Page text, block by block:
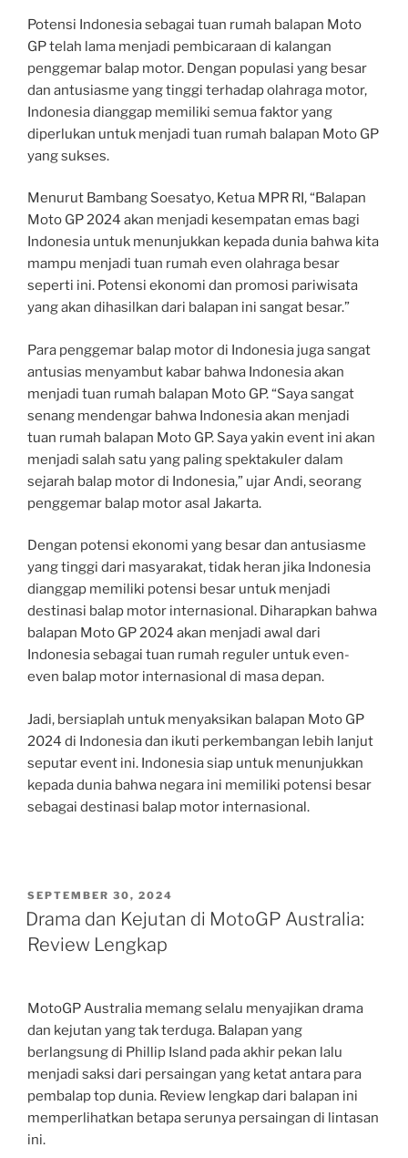
Potensi Indonesia sebagai tuan rumah balapan Moto
GP telah lama menjadi pembicaraan di kalangan
penggemar balap motor. Dengan populasi yang besar
dan antusiasme yang tinggi terhadap olahraga motor,
Indonesia dianggap memiliki semua faktor yang
diperlukan untuk menjadi tuan rumah balapan Moto GP
yang sukses.
Menurut Bambang Soesatyo, Ketua MPR RI, “Balapan
Moto GP 2024 akan menjadi kesempatan emas bagi
Indonesia untuk menunjukkan kepada dunia bahwa kita
mampu menjadi tuan rumah even olahraga besar
seperti ini. Potensi ekonomi dan promosi pariwisata
yang akan dihasilkan dari balapan ini sangat besar.”
Para penggemar balap motor di Indonesia juga sangat
antusias menyambut kabar bahwa Indonesia akan
menjadi tuan rumah balapan Moto GP. “Saya sangat
senang mendengar bahwa Indonesia akan menjadi
tuan rumah balapan Moto GP. Saya yakin event ini akan
menjadi salah satu yang paling spektakuler dalam
sejarah balap motor di Indonesia,” ujar Andi, seorang
penggemar balap motor asal Jakarta.
Dengan potensi ekonomi yang besar dan antusiasme
yang tinggi dari masyarakat, tidak heran jika Indonesia
dianggap memiliki potensi besar untuk menjadi
destinasi balap motor internasional. Diharapkan bahwa
balapan Moto GP 2024 akan menjadi awal dari
Indonesia sebagai tuan rumah reguler untuk even-
even balap motor internasional di masa depan.
Jadi, bersiaplah untuk menyaksikan balapan Moto GP
2024 di Indonesia dan ikuti perkembangan lebih lanjut
seputar event ini. Indonesia siap untuk menunjukkan
kepada dunia bahwa negara ini memiliki potensi besar
sebagai destinasi balap motor internasional.
POSTED
ON
SEPTEMBER 30, 2024
Drama dan Kejutan di MotoGP Australia:
Review Lengkap
MotoGP Australia memang selalu menyajikan drama
dan kejutan yang tak terduga. Balapan yang
berlangsung di Phillip Island pada akhir pekan lalu
menjadi saksi dari persaingan yang ketat antara para
pembalap top dunia. Review lengkap dari balapan ini
memperlihatkan betapa serunya persaingan di lintasan
ini.